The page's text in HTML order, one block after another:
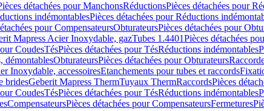
détachées pour ManchonsRéductionsPièces détachées pour
indémontablesPièces détachées pour Réductions
pour CompensateursObturateursPièces détachées pour
Mapress Acier Inoxydable, gazTubes 1.4401Pièces détachées
CoudesTésPièces détachées pour TésRéductions indémontables
démontablesObturateursPièces détachées pour Obturateurs
Inoxydable, accessoiresEtanchements pour tubes et raccords
bridesGeberit Mapress ThermTuyaux ThermRaccordsPièces
CoudesTésPièces détachées pour TésRéductions indémontables
CompensateursPièces détachées pour CompensateursFermetures